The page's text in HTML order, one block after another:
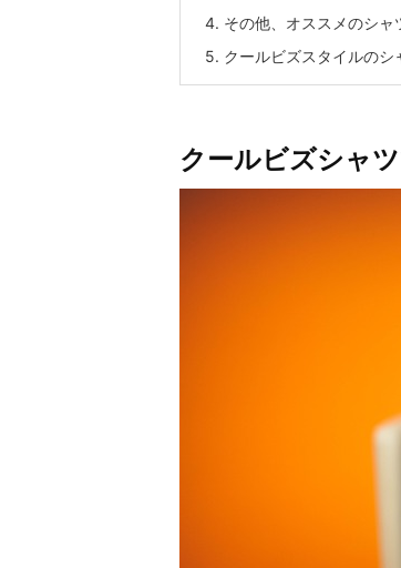
4. その他、オススメのシャ
5. クールビズスタイルのシ
クールビズシャ